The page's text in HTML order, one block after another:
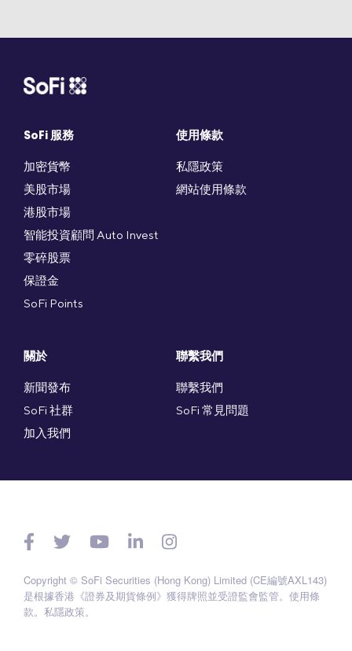
SoFi 服務
加密貨幣
美股市場
港股市場
智能投資顧問 Auto Invest
零碎股票
保證金
SoFi Points
使用條款
私隱政策
網站使用條款
關於
新聞發布
SoFi 社群
加入我們
聯繫我們
聯繫我們
SoFi 常見問題
Copyright © SoFi Securities (Hong Kong) Limited (CE編號AXL143)
是根據香港《證券及期貨條例》獲得牌照並受證監會監管。 使用條
款。 私隱政策。